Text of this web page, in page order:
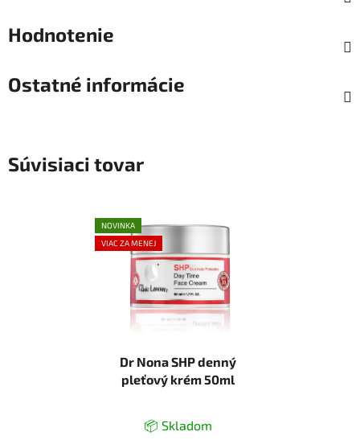
Hodnotenie
Ostatné informácie
Súvisiaci tovar
NOVINKA
VIAC ZA MENEJ
Dr Nona SHP denný
pleťový krém 50ml
📦 Skladom